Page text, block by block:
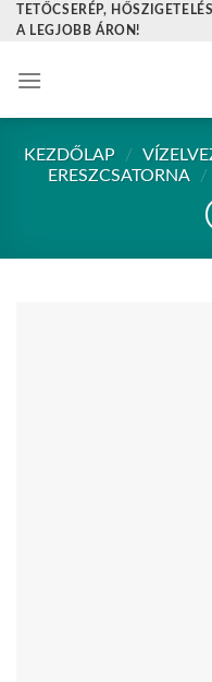
Skip
TETŐCSERÉP,
A LEGJOBB ÁRON!
KEZDŐLAP /
ERESZCSATORNA
/